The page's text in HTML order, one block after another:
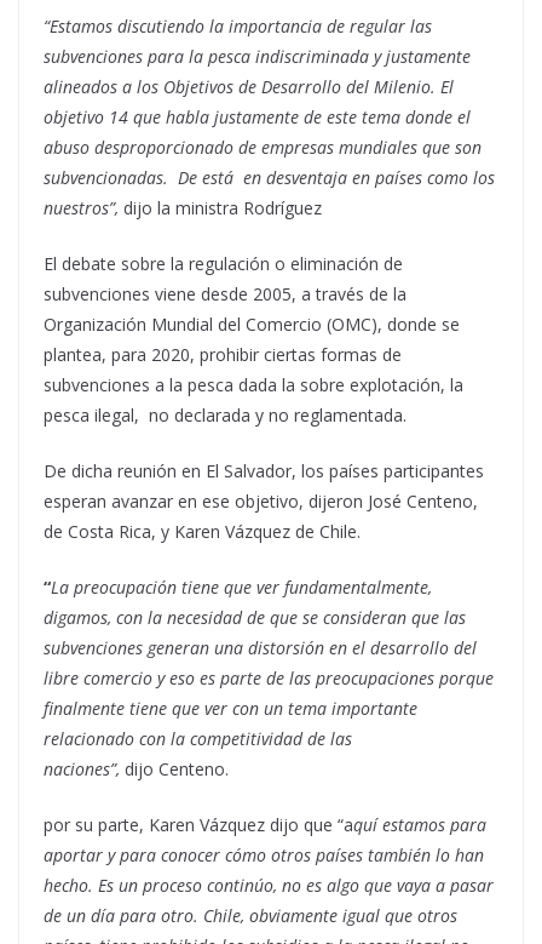
“Estamos discutiendo la importancia de regular las
subvenciones para la pesca indiscriminada y justamente
alineados a los Objetivos de Desarrollo del Milenio. El
objetivo 14 que habla justamente de este tema donde el
abuso desproporcionado de empresas mundiales que son
subvencionadas. De está en desventaja en países como los
nuestros”, dijo la ministra Rodríguez
El debate sobre la regulación o eliminación de
subvenciones viene desde 2005, a través de la
Organización Mundial del Comercio (OMC), donde se
plantea, para 2020, prohibir ciertas formas de
subvenciones a la pesca dada la sobre explotación, la
pesca ilegal, no declarada y no reglamentada.
De dicha reunión en El Salvador, los países participantes
esperan avanzar en ese objetivo, dijeron José Centeno,
de Costa Rica, y Karen Vázquez de Chile.
“La preocupación tiene que ver fundamentalmente,
digamos, con la necesidad de que se consideran que las
subvenciones generan una distorsión en el desarrollo del
libre comercio y eso es parte de las preocupaciones porque
finalmente tiene que ver con un tema importante
relacionado con la competitividad de las
naciones”, dijo Centeno.
por su parte, Karen Vázquez dijo que “aquí estamos para
aportar y para conocer cómo otros países también lo han
hecho. Es un proceso continúo, no es algo que vaya a pasar
de un día para otro. Chile, obviamente igual que otros